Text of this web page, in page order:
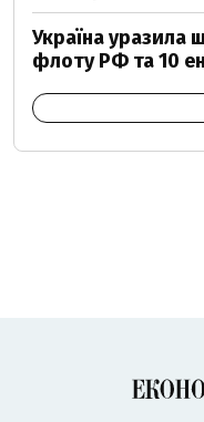
Україна уразила
флоту РФ та 10